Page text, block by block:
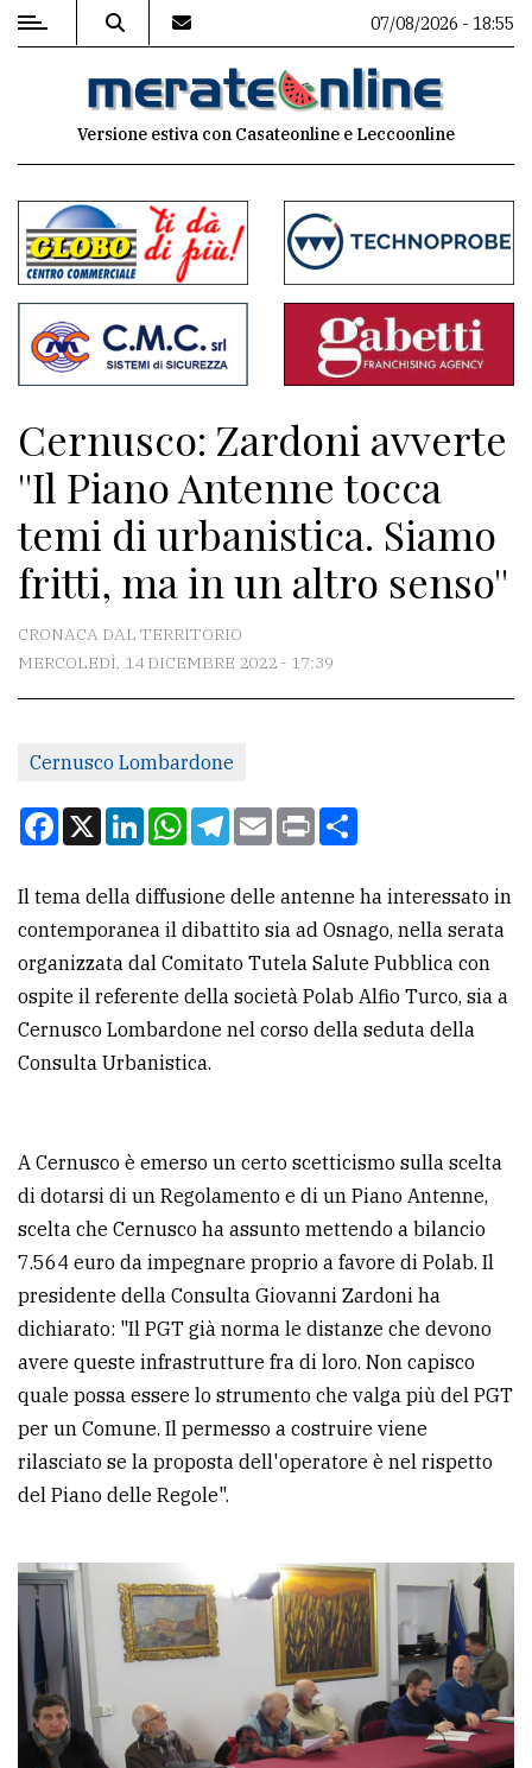
MENU
commenti
Contenuti
del
sito
Associazioni
Meteo
CONTATTI
La
redazione
Per
tua
CERCA
Cerca
per
comune
LE
ALTRE
TESTATE
Privacy
Cookie
policy
07/08/2026 - 18:55
Versione estiva con Casateonline e Leccoonline
Cernusco: Zardoni avverte
''Il Piano Antenne tocca
temi di urbanistica. Siamo
fritti, ma in un altro senso''
CRONACA DAL TERRITORIO
MERCOLEDÌ, 14 DICEMBRE 2022 - 17:39
Cernusco Lombardone
Facebook
X LinkedInWhatsApp
Telegram
EmailPrint
Il tema della diffusione delle antenne ha interessato in
contemporanea il dibattito sia ad Osnago, nella serata
organizzata dal Comitato Tutela Salute Pubblica con
ospite il referente della società Polab Alfio Turco, sia a
Cernusco Lombardone nel corso della seduta della
Consulta Urbanistica.
A Cernusco è emerso un certo scetticismo sulla scelta
di dotarsi di un Regolamento e di un Piano Antenne,
scelta che Cernusco ha assunto mettendo a bilancio
7.564 euro da impegnare proprio a favore di Polab. Il
presidente della Consulta Giovanni Zardoni ha
dichiarato: "Il PGT già norma le distanze che devono
avere queste infrastrutture fra di loro. Non capisco
quale possa essere lo strumento che valga più del PGT
per un Comune. Il permesso a costruire viene
rilasciato se la proposta dell'operatore è nel rispetto
del Piano delle Regole".